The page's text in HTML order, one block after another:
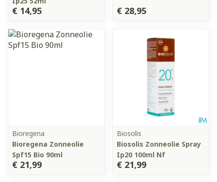
€ 14,95 € 28,95
Bioregena
Bioregena Zonneolie
Spf15 Bio 90ml
€ 21,99
Biosolis
Biosolis Zonneolie Spray
Ip20 100ml Nf
€ 21,99